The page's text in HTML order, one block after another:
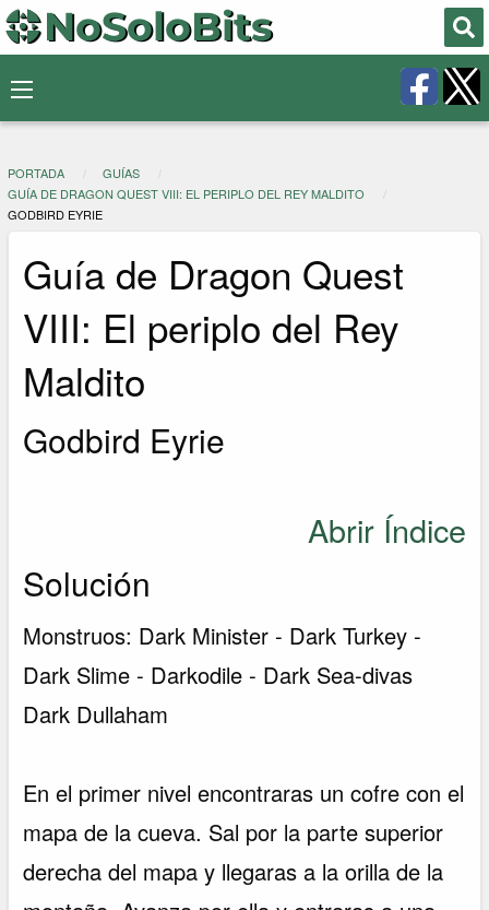
PORTADA
GUÍAS
GUÍA DE DRAGON QUEST VIII: EL PERIPLO DEL REY MALDITO
GODBIRD EYRIE
Guía de Dragon Quest
VIII: El periplo del Rey
Maldito
Godbird Eyrie
Abrir Índice
Solución
Monstruos: Dark Minister - Dark Turkey -
Dark Slime - Darkodile - Dark Sea-divas
Dark Dullaham
En el primer nivel encontraras un cofre con el
mapa de la cueva. Sal por la parte superior
derecha del mapa y llegaras a la orilla de la